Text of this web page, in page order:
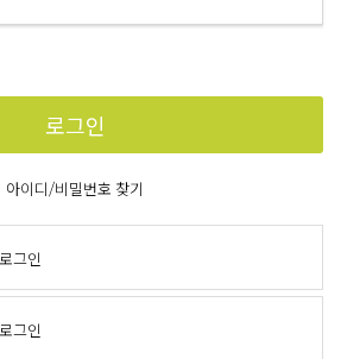
로그인
아이디/비밀번호 찾기
그인
그인